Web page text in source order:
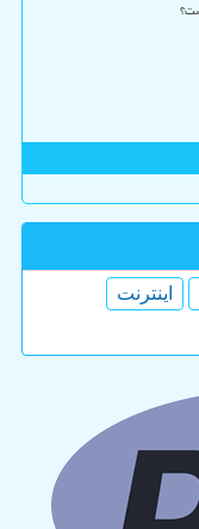
اینترنت